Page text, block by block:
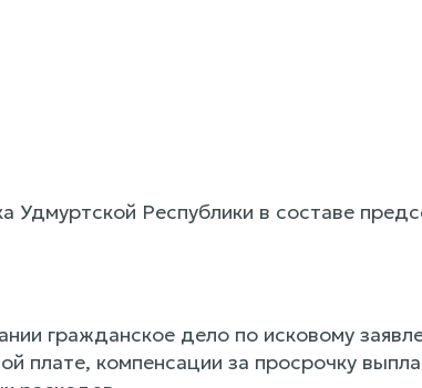
Удмуртской Республики в составе
гражданское дело по исковому
плате, компенсации за просрочку